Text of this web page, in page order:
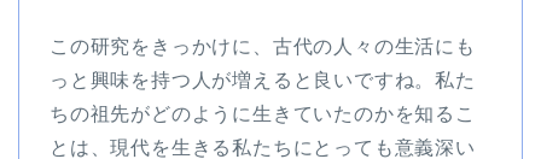
この研究をきっかけに、古代の人々の生活にも
っと興味を持つ人が増えると良いですね。私た
ちの祖先がどのように生きていたのかを知るこ
とは、現代を生きる私たちにとっても意義深い